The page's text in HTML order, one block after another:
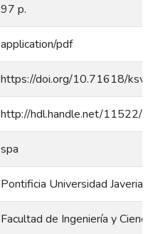
97 p.
application/pdf
https://doi.org/10.71618/
http://hdl.handle.net/11522/
spa
Pontificia Universidad
Facultad de Ingeniería y